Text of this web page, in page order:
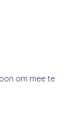
om mee te